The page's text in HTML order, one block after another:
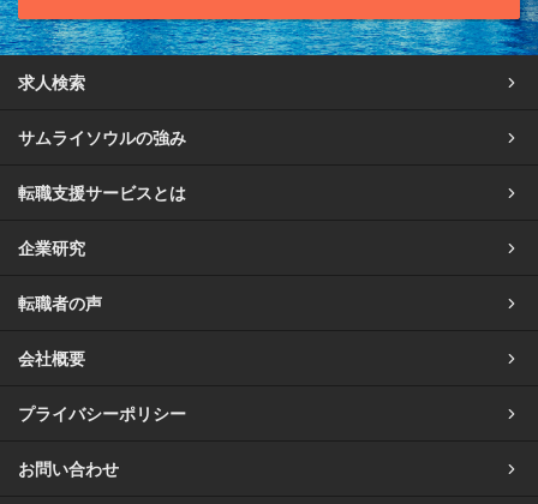
求人検索
サムライソウルの強み
転職支援サービスとは
企業研究
転職者の声
会社概要
プライバシーポリシー
お問い合わせ